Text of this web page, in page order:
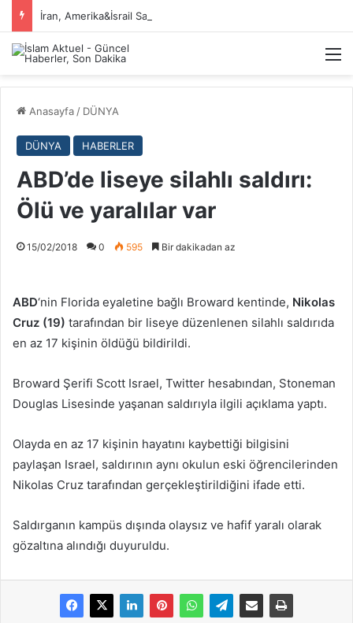
İran, Amerika&İsrail Savaşı Hakkında
Anasayfa / DÜNYA
DÜNYA HABERLER
ABD’de liseye silahlı saldırı:
Ölü ve yaralılar var
15/02/2018 0 595 Bir dakikadan az
ABD‘nin Florida eyaletine bağlı Broward kentinde, Nikolas
Cruz (19) tarafından bir liseye düzenlenen silahlı saldırıda
en az 17 kişinin öldüğü bildirildi.
Broward Şerifi Scott Israel, Twitter hesabından, Stoneman
Douglas Lisesinde yaşanan saldırıyla ilgili açıklama yaptı.
Olayda en az 17 kişinin hayatını kaybettiği bilgisini
paylaşan Israel, saldırının aynı okulun eski öğrencilerinden
Nikolas Cruz tarafından gerçekleştirildiğini ifade etti.
Saldırganın kampüs dışında olaysız ve hafif yaralı olarak
gözaltına alındığı duyuruldu.